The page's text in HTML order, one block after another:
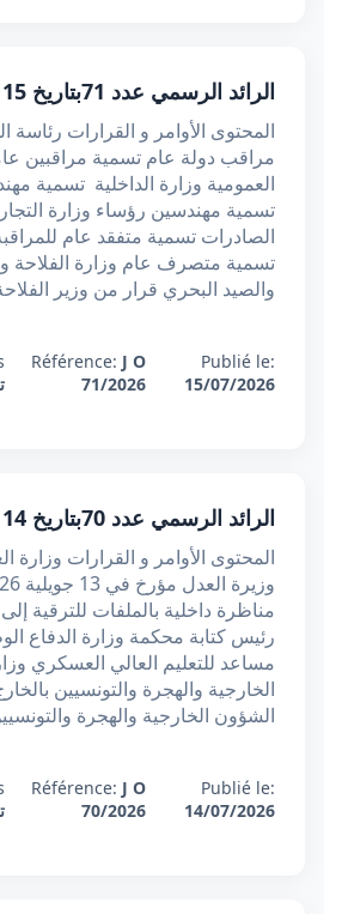
الرائد الرسمي عدد 71بتاريخ 15 جويلية 2026
المحتوى الأوامر و القرارات
مراقب دولة عام تسمية مراقبين
العمومية وزارة الداخلية تسمية
تسمية مهندسين رؤساء وزارة
الصادرات تسمية متفقد عام
تسمية متصرف عام وزارة الفلاحة
والصيد البحري قرار من وزير
Publié le:
15/07/2026
Référence: J O
71/2026
الرائد الرسمي عدد 70بتاريخ 14 جويلية 2026
المحتوى الأوامر و القرارات وزارة
مناظرة داخلية بالملفات للترقية
رئيس كتابة محكمة وزارة الدفاع
مساعد للتعليم العالي العسكري
الخارجية والهجرة والتونسيين
الشؤون الخارجية والهجرة
Publié le:
14/07/2026
Référence: J O
70/2026